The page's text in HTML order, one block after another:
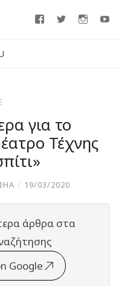
FacebookTwitter
για το
Τέχνης
/ 19/03/2020
άρθρα στα
Google